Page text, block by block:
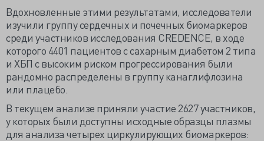
Вдохновленные этими результатами, исследователи
изучили группу сердечных и почечных биомаркеров
среди участников исследования CREDENCE, в ходе
которого 4401 пациентов с сахарным диабетом 2 типа
и ХБП с высоким риском прогрессирования были
рандомно распределены в группу канаглифлозина
или плацебо.
В текущем анализе приняли участие 2627 участников,
у которых были доступны исходные образцы плазмы
для анализа четырех циркулирующих биомаркеров: